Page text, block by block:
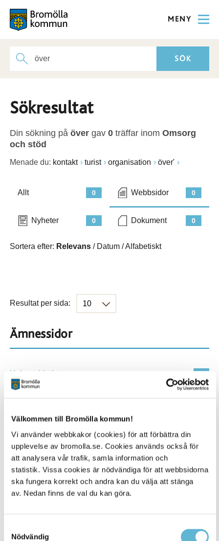
Välkommen till Bromölla kommun!
Vi använder webbkakor (cookies) för att förbättra din
upplevelse av bromolla.se. Cookies används också för
att analysera vår trafik, samla information och
statistik. Vissa cookies är nödvändiga för att webbsidorna
ska fungera korrekt och andra kan du välja att stänga
av. Nedan finns de val du kan göra.
Nödvändig
MENY
Sökresultat
Din sökning på över gav 0 träffar inom Omsorg
och stöd
Menade du: kontakt turist organisation över'
0
Allt 0
Webbsidor
0
Nyheter 0
Dokument
Sortera efter: Relevans / Datum /Alfabetiskt
Resultat per sida:
Ämnessidor
500
Hela webbplatsen
500
Alla platser